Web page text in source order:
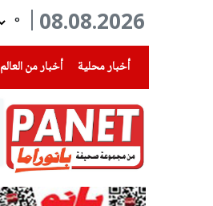
08.08.2026
°
أخبار محلية
(current) أخبار من العالم